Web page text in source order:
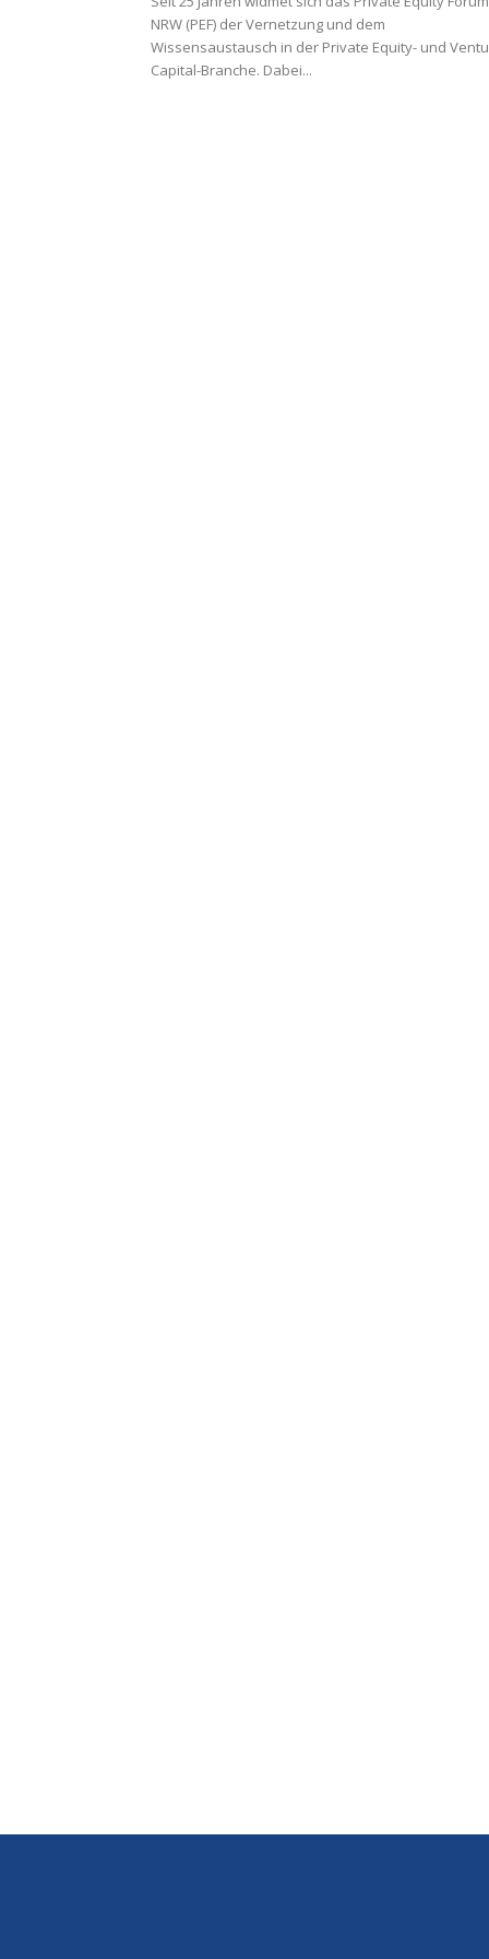
NRW (PEF) der Vernetzung und dem
Wissensaustausch in der Private Equity- und
Capital-Branche. Dabei...